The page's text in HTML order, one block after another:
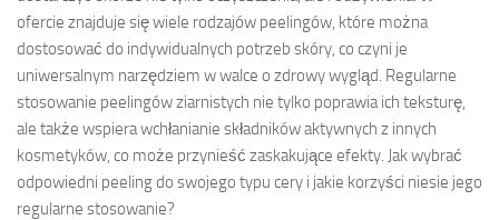
ofercie znajduje się wiele rodzajów peelingów, które można
dostosować do indywidualnych potrzeb skóry, co czyni je
uniwersalnym narzędziem w walce o zdrowy wygląd. Regularne
stosowanie peelingów ziarnistych nie tylko poprawia ich teksturę,
ale także wspiera wchłanianie składników aktywnych z innych
kosmetyków, co może przynieść zaskakujące efekty. Jak wybrać
odpowiedni peeling do swojego typu cery i jakie korzyści niesie jego
regularne stosowanie?